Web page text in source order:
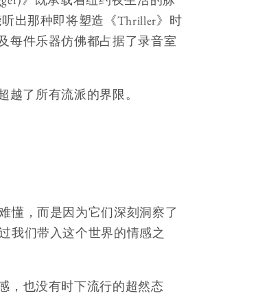
出那种即将塑造《Thriller》时
件乐器仿佛都占据了录音室
越了所有流派的界限。
懂，而是因为它们深刻洞察了
我们带入这个世界的情感之
，也没有时下流行的超然态